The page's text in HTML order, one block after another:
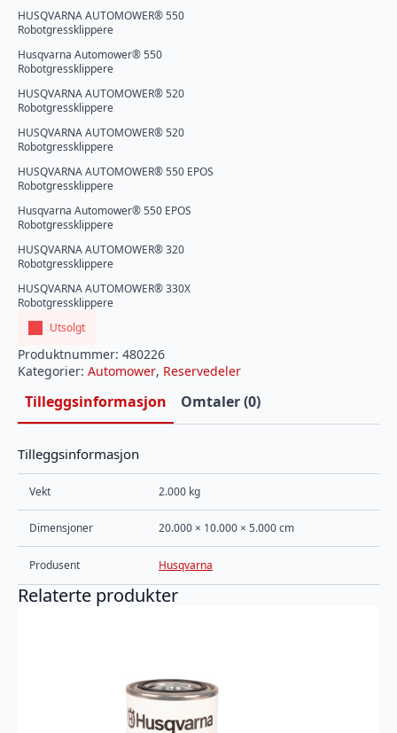
HUSQVARNA AUTOMOWER® 550
Robotgressklippere
Husqvarna Automower® 550
Robotgressklippere
HUSQVARNA AUTOMOWER® 520
Robotgressklippere
HUSQVARNA AUTOMOWER® 520
Robotgressklippere
HUSQVARNA AUTOMOWER® 550 EPOS
Robotgressklippere
Husqvarna Automower® 550 EPOS
Robotgressklippere
HUSQVARNA AUTOMOWER® 320
Robotgressklippere
HUSQVARNA AUTOMOWER® 330X
Robotgressklippere
Utsolgt
Produktnummer: 480226
Kategorier: Automower, Reservedeler
Tilleggsinformasjon Omtaler (0)
Tilleggsinformasjon
Vekt 2.000 kg
Dimensjoner 20.000 × 10.000 × 5.000 cm
Produsent Husqvarna
Relaterte produkter